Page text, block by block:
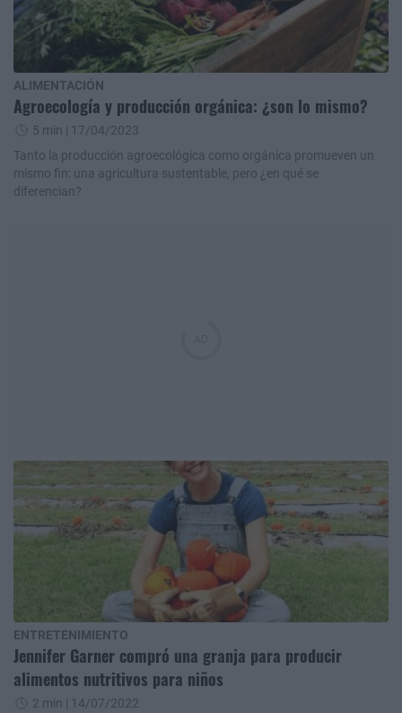
ALIMENTACIÓN
Agroecología y producción orgánica: ¿son lo mismo?
5 min | 17/04/2023
Tanto la producción agroecológica como orgánica promueven un
mismo fin: una agricultura sustentable, pero ¿en qué se
diferencian?
ENTRETENIMIENTO
Jennifer Garner compró una granja para producir
alimentos nutritivos para niños
2 min | 14/07/2022